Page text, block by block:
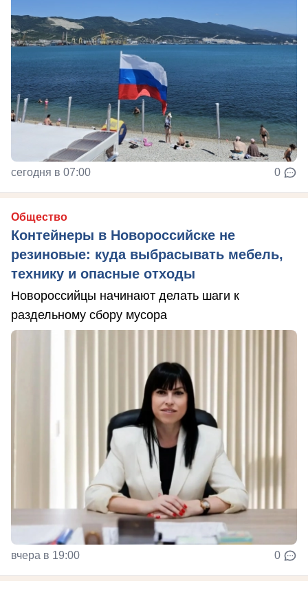
сегодня в 07:00 0
Общество
Контейнеры в Новороссийске не
резиновые: куда выбрасывать мебель,
технику и опасные отходы
Новороссийцы начинают делать шаги к
раздельному сбору мусора
вчера в 19:00 0